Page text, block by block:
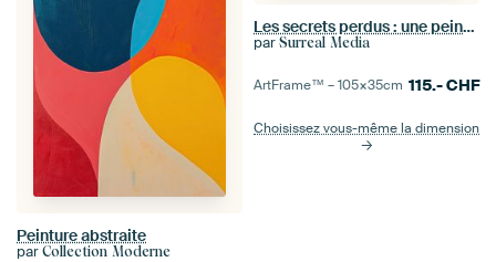
Peinture abstraite
par Collection Moderne
Les secrets perdus : une peinture poétique et colorée inspirée d'un voyage en Afrique
par Surreal Media
ArtFrame™ –105×35cm 115.-CHF
Choisissez vous-même la dimension